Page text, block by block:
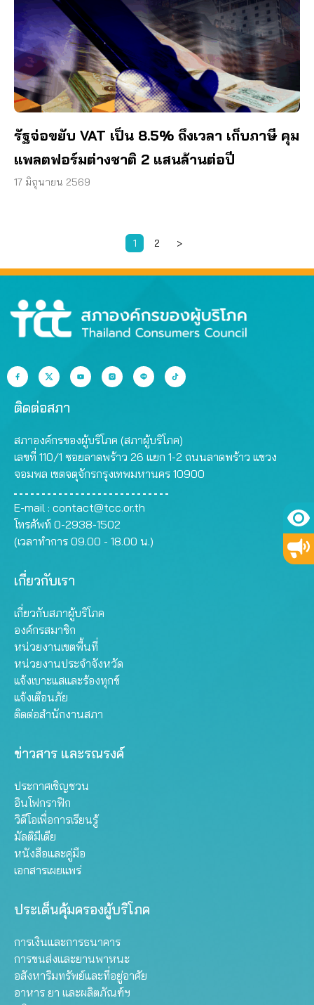
รัฐจ่อขยับ VAT เป็น 8.5% ถึงเวลา เก็บภาษี คุม
แพลตฟอร์มต่างชาติ 2 แสนล้านต่อปี
17 มิถุนายน 2569
1 2 >
ติดต่อสภา
สภาองค์กรของผู้บริโภค (สภาผู้บริโภค)
เลขที่ 110/1 ซอยลาดพร้าว 26 แยก 1-2 ถนนลาดพร้าว แขวง
จอมพล เขตจตุจักรกรุงเทพมหานคร 10900
E-mail : contact@tcc.or.th
โทรศัพท์ 0-2938-1502
(เวลาทำการ 09.00 - 18.00 น.)
เกี่ยวกับเรา
เกี่ยวกับสภาผู้บริโภค
องค์กรสมาชิก
หน่วยงานเขตพื้นที่
หน่วยงานประจำจังหวัด
แจ้งเบาะแสและร้องทุกข์
แจ้งเตือนภัย
ติดต่อสำนักงานสภา
ข่าวสาร และรณรงค์
ประกาศเชิญชวน
อินโฟกราฟิก
วิดีโอเพื่อการเรียนรู้
มัลติมีเดีย
หนังสือและคู่มือ
เอกสารเผยแพร่
ประเด็นคุ้มครองผู้บริโภค
การเงินและการธนาคาร
การขนส่งและยานพาหนะ
อสังหาริมทรัพย์และที่อยู่อาศัย
อาหาร ยา และผลิตภัณฑ์ฯ